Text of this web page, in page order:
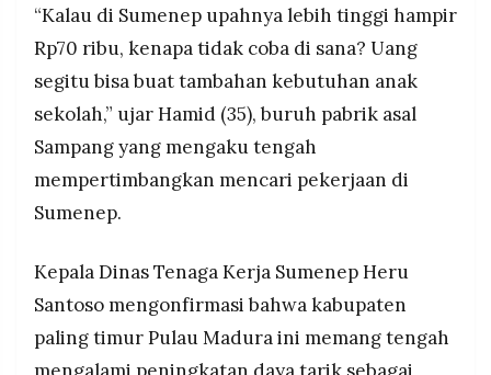
“Kalau di Sumenep upahnya lebih tinggi hampir
Rp70 ribu, kenapa tidak coba di sana? Uang
segitu bisa buat tambahan kebutuhan anak
sekolah,” ujar Hamid (35), buruh pabrik asal
Sampang yang mengaku tengah
mempertimbangkan mencari pekerjaan di
Sumenep.
Kepala Dinas Tenaga Kerja Sumenep Heru
Santoso mengonfirmasi bahwa kabupaten
paling timur Pulau Madura ini memang tengah